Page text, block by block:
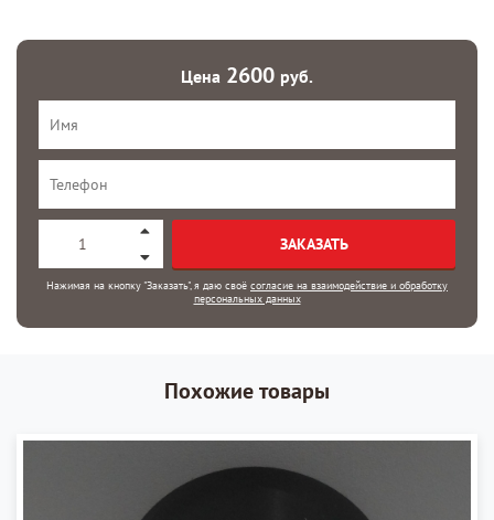
Цена 2600 руб.
ЗАКАЗАТЬ
Нажимая на кнопку "Заказать", я даю своё согласие на взаимодействие и обработку
персональных данных
Похожие товары